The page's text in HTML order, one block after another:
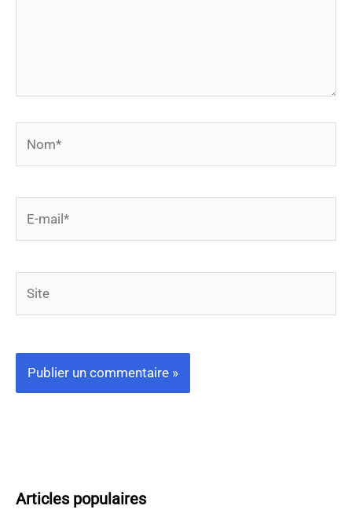
Articles populaires